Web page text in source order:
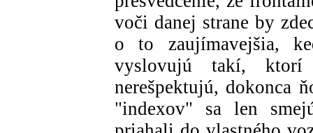
voči danej strane by
o to zaujímavejšia,
vyslovujú takí,
nerešpektujú, dokonca
"indexov" sa len